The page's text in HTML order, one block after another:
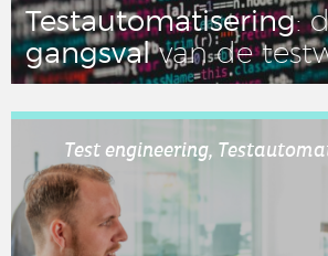
Test­au­to­ma­ti­se­ring:
gangs­valvan de
LEES DIT ARTIKEL
Test engineering,